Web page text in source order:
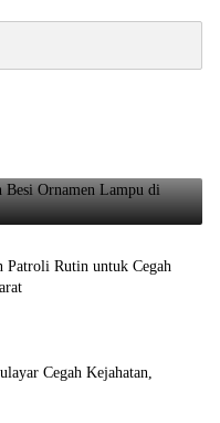
Ornamen Lampu di
Patroli Rutin untuk Cegah
Cegah Kejahatan,